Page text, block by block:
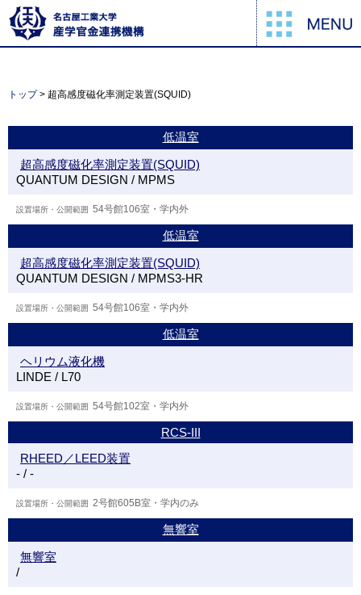
トップ> 超高感度磁化率測定装置(SQUID)
低温室
超高感度磁化率測定装置(SQUID)
QUANTUM DESIGN / MPMS
54号館106室・学内外
低温室
超高感度磁化率測定装置(SQUID)
QUANTUM DESIGN / MPMS3-HR
54号館106室・学内外
低温室
ヘリウム液化機
LINDE / L70
54号館102室・学内外
RCS-III
RHEED／LEED装置
- / -
2号館605B室・学内のみ
無響室
無響室
/